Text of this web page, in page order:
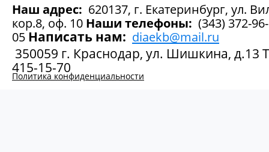
Наш адрес: 620137, г. Екатеринбург, ул.
кор.8, оф. 10 Наши телефоны: (343) 372-
05 Написать нам: diaekb@mail.ru
350059 г. Краснодар, ул. Шишкина, д.13
415-15-70
Политика конфиденциальности